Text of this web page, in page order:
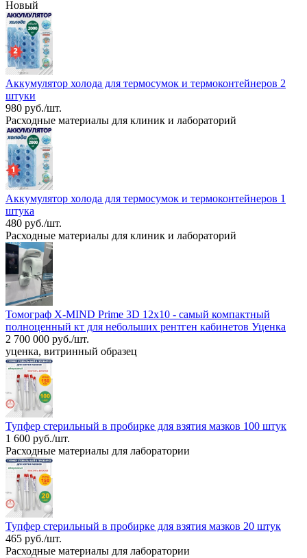
Новый
Аккумулятор холода для термосумок и термоконтейнеров 2
штуки
980 руб./шт.
Расходные материалы для клиник и лабораторий
Аккумулятор холода для термосумок и термоконтейнеров 1
штука
480 руб./шт.
Расходные материалы для клиник и лабораторий
Томограф X-MIND Prime 3D 12x10 - самый компактный
полноценный кт для небольших рентген кабинетов Уценка
2 700 000 руб./шт.
уценка, витринный образец
Тупфер стерильный в пробирке для взятия мазков 100 штук
1 600 руб./шт.
Расходные материалы для лаборатории
Тупфер стерильный в пробирке для взятия мазков 20 штук
465 руб./шт.
Расходные материалы для лаборатории